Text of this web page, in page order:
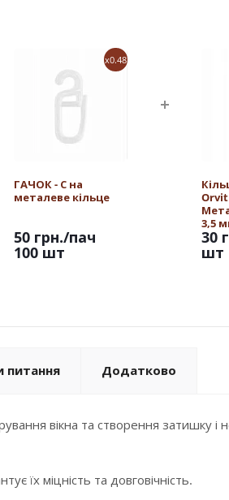
x0.48
ГАЧОК - С на
металеве кільце
50 грн./пач
100 шт
3,5
30
шт
питання Додатково
вікна та створення затишку і
їх міцність та довговічність.